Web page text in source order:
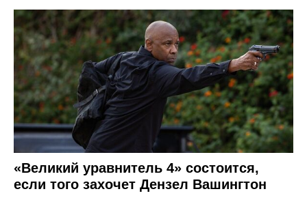
«Великий уравнитель 4» состоится,
если того захочет Дензел Вашингтон